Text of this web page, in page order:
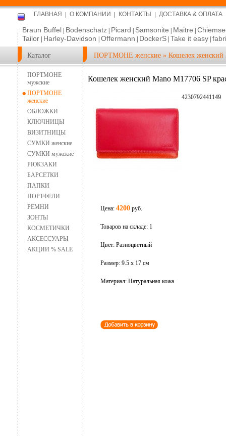
Каталог ПОРТМОНЕ женские » Кошелек женский
ГЛАВНАЯ О КОМПАНИИ КОНТАКТЫ ДОСТАВКА & ОПЛАТА
Braun Buffel Bodenschatz Picard Samsonite Maitre
Tailor Harley-Davidson Offermann DockerS Take it easy
ПОРТМОНЕ
мужские
ПОРТМОНЕ
женские
ОБЛОЖКИ
КЛЮЧНИЦЫ
ВИЗИТНИЦЫ
СУМКИ женские
СУМКИ мужские
РЮКЗАКИ
БАРСЕТКИ
ПАПКИ
ПОРТФЕЛИ
РЕМНИ
ЗОНТЫ
КОСМЕТИЧКИ
АКСЕССУАРЫ
АКЦИИ % SALE
Кошелек женский Mano М17706 SP
Цена: 4200 руб.
Товаров на складе: 1
Цвет: Разноцветный
Размер: 9.5 х 17 см
Материал: Натуральная кожа
4230792441149